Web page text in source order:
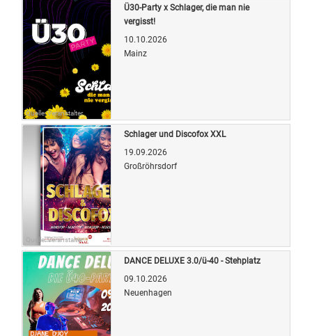
Quelle: Veranstalter
Ü30-Party x Schlager, die man nie
vergisst!
10.10.2026
Mainz
Quelle: Veranstalter
Schlager und Discofox XXL
19.09.2026
Großröhrsdorf
DANCE DELUXE 3.0/ü-40 - Stehplatz
09.10.2026
Neuenhagen